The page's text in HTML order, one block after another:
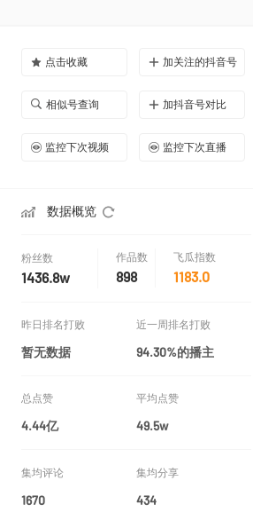
点击收藏 加关注的抖音号
相似号查询 加抖音号对比
监控下次视频 监控下次直播
数据概览
粉丝数
1436.8w
作品数
898
飞瓜指数
1183.0
昨日排名打败
暂无数据
近一周排名打败
94.30%的播主
总点赞
4.44亿
平均点赞
49.5w
集均评论
1670
集均分享
434